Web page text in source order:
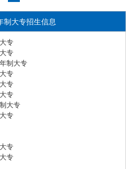
制大专招生信息
专
专
制大专
专
专
专
大专
专
专
专